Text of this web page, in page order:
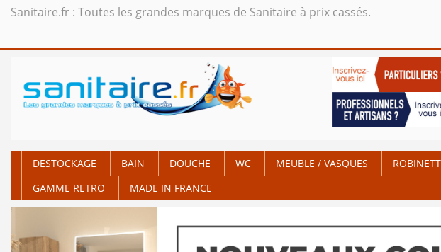
Sanitaire.fr : Toutes les grandes marques de Sanitaire à prix cassés.
DESTOCKAGE BAIN DOUCHE WC MEUBLE / VASQUES
GAMME RETRO
MADE IN FRANCE